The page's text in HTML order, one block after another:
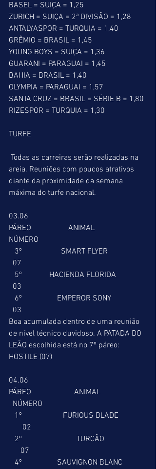
BASEL = SUIÇA = 1,25
ZURICH = SUIÇA = 2ª DIVISÃO = 1,28
ANTALYASPOR = TURQUIA = 1,40
GRÊMIO = BRASIL = 1,45
YOUNG BOYS = SUIÇA = 1,36
GUARANI = PARAGUAI = 1,45
BAHIA = BRASIL = 1,40
OLYMPIA = PARAGUAI = 1,57
SANTA CRUZ = BRASIL = SÉRIE B = 1,80
RIZESPOR = TURQUIA = 1,30
TURFE
areia. Reuniões com poucos atrativos
diante da proximidade da semana
máxima do turfe nacional.
03.06
PÁREO                   ANIMAL
NÚMERO
  07
  03
  03
Boa acumulada dentro de uma reunião
de nível técnico duvidoso. A PATADA DO
LEÃO escolhida está no 7º páreo:
HOSTILE (07)
04.06
PÁREO                      ANIMAL
  NÚMERO
       02
      07